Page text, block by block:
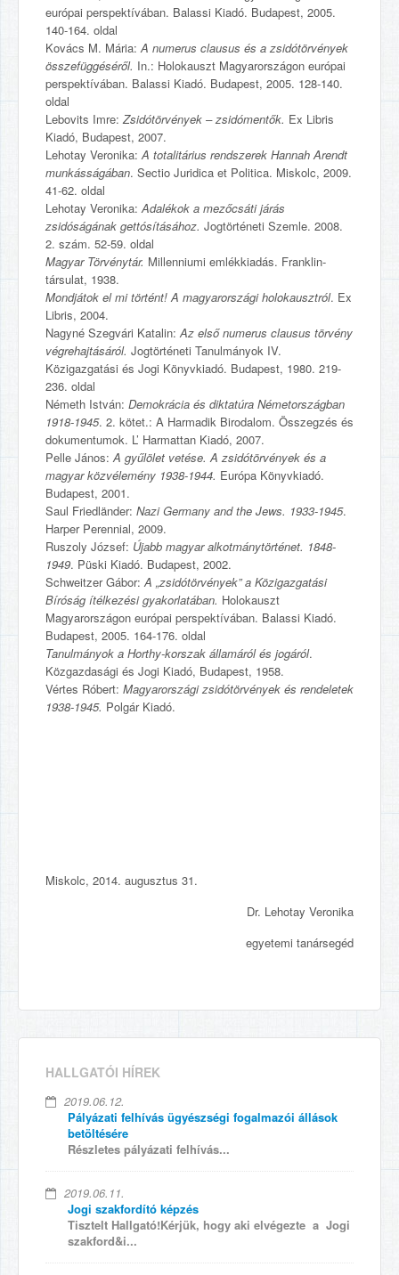
európai perspektívában. Balassi Kiadó. Budapest, 2005.
140-164. oldal
Kovács M. Mária:A numerus clausus és a zsidótörvények
összefüggéséről. In.: Holokauszt Magyarországon európai
perspektívában. Balassi Kiadó. Budapest, 2005. 128-140.
oldal
Lebovits Imre:Zsidótörvények – zsidómentők. Ex Libris
Kiadó, Budapest, 2007.
Lehotay Veronika:A totalitárius rendszerek Hannah Arendt
munkásságában. Sectio Juridica et Politica. Miskolc, 2009.
41-62. oldal
Lehotay Veronika:Adalékok a mezőcsáti járás
zsidóságának gettósításához. Jogtörténeti Szemle. 2008.
2. szám. 52-59. oldal
Magyar Törvénytár. Millenniumi emlékkiadás. Franklin-
társulat, 1938.
Mondjátok el mi történt! A magyarországi holokausztról. Ex
Libris, 2004.
Nagyné Szegvári Katalin:Az első numerus clausus törvény
végrehajtásáról. Jogtörténeti Tanulmányok IV.
Közigazgatási és Jogi Könyvkiadó. Budapest, 1980. 219-
236. oldal
Németh István: Demokrácia és diktatúra Németországban
1918-1945. 2. kötet.: A Harmadik Birodalom. Összegzés és
dokumentumok. L’ Harmattan Kiadó, 2007.
Pelle János:A gyűlölet vetése. A zsidótörvények és a
magyar közvélemény 1938-1944. Európa Könyvkiadó.
Budapest, 2001.
Saul Friedländer: Nazi Germany and the Jews. 1933-1945.
Harper Perennial, 2009.
Ruszoly József: Újabb magyar alkotmánytörténet. 1848-
1949. Püski Kiadó. Budapest, 2002.
Schweitzer Gábor:A „zsidótörvények” a Közigazgatási
Bíróság ítélkezési gyakorlatában. Holokauszt
Magyarországon európai perspektívában. Balassi Kiadó.
Budapest, 2005. 164-176. oldal
Tanulmányok a Horthy-korszak államáról és jogáról.
Közgazdasági és Jogi Kiadó, Budapest, 1958.
Vértes Róbert: Magyarországi zsidótörvények és rendeletek
1938-1945. Polgár Kiadó.
Miskolc, 2014. augusztus 31.
Dr. Lehotay Veronika
egyetemi tanársegéd
HALLGATÓI HÍREK
2019.06.12.
Pályázati felhívás ügyészségi fogalmazói állások
betöltésére
Részletes pályázati felhívás...
2019.06.11.
Jogi szakfordító képzés
Tisztelt Hallgató!Kérjük, hogy aki elvégezte a Jogi
szakford&i...